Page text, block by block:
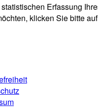
Erfassung
klicken Sie bitte